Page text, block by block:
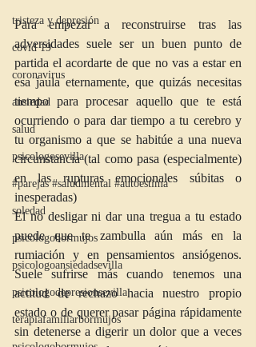
tristeza y depresión
covid 19
coronavirus
ansiedad
salud
psicologosevilla
#parejas #saludmental #autoestima
soledad
psicologobormujos
psicologoansiedadsevilla
psicologodepresionsevilla
terapiafamiliarbormujos
Para empezar a reconstruirse tras las
adversidades suele ser un buen punto de
partida el acordarte de que no vas a estar en
esa jaula eternamente, que quizás necesitas
tiempo para procesar aquello que te está
ocurriendo o para dar tiempo a tu cerebro y
tu organismo a que se habitúe a una nueva
circunstancia (tal como pasa (especialmente)
en las rupturas emocionales súbitas o
inesperadas)
El no desligar ni dar una tregua a tu estado
puede que te zambulla aún más en la
rumiación y en pensamientos ansiógenos.
Suele sufrirse más cuando tenemos una
actitud de rechazo hacia nuestro propio
estado o de querer pasar página rápidamente
sin detenerse a digerir un dolor que a veces